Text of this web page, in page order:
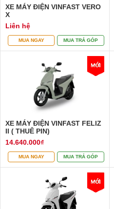
XE MÁY ĐIỆN VINFAST VERO
X
Liên hệ
MUA NGAY MUA TRẢ GÓP
XE MÁY ĐIỆN VINFAST FELIZ
II ( THUÊ PIN)
14.640.000₫
MUA NGAY MUA TRẢ GÓP